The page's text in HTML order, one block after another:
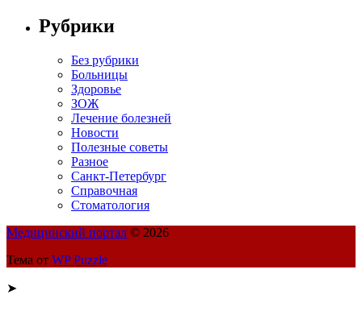
Рубрики
Без рубрики
Больницы
Здоровье
ЗОЖ
Лечение болезней
Новости
Полезные советы
Разное
Санкт-Петербург
Справочная
Стоматология
Медицинский портал © 2026
Тема от WP Puzzle
➤